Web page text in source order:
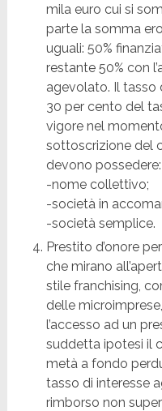
mila euro cui si
parte la somma
uguali: 50%
restante 50% con
agevolato. Il tasso
30 per cento del
vigore nel
sottoscrizione del
devono possedere:
-nome collettivo;
-società in
-società semplice.
Prestito d’onore
che mirano
stile franchising,
delle
l’accesso ad un
suddetta ipotesi il
metà a fondo
tasso di interesse
rimborso non